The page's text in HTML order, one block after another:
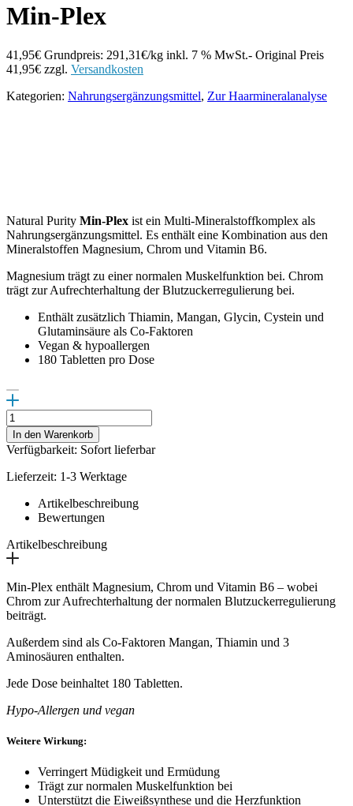
Min-Plex
41,95€ Grundpreis: 291,31€/kg inkl. 7 % MwSt.- Original Preis
41,95€ zzgl. Versandkosten
Kategorien: Nahrungsergänzungsmittel, Zur Haarmineralanalyse
Natural Purity Min-Plex ist ein Multi-Mineralstoffkomplex als
Nahrungsergänzungsmittel. Es enthält eine Kombination aus den
Mineralstoffen Magnesium, Chrom und Vitamin B6.
Magnesium trägt zu einer normalen Muskelfunktion bei. Chrom
trägt zur Aufrechterhaltung der Blutzuckerregulierung bei.
Enthält zusätzlich Thiamin, Mangan, Glycin, Cystein und
Glutaminsäure als Co-Faktoren
Vegan & hypoallergen
180 Tabletten pro Dose
Min-
Plex
Menge
In den Warenkorb
Verfügbarkeit: Sofort lieferbar
Lieferzeit: 1-3 Werktage
Artikelbeschreibung
Bewertungen
Artikelbeschreibung
Min-Plex enthält Magnesium, Chrom und Vitamin B6 – wobei
Chrom zur Aufrechterhaltung der normalen Blutzuckerregulierung
beiträgt.
Außerdem sind als Co-Faktoren Mangan, Thiamin und 3
Aminosäuren enthalten.
Jede Dose beinhaltet 180 Tabletten.
Hypo-Allergen und vegan
Weitere Wirkung:
Verringert Müdigkeit und Ermüdung
Trägt zur normalen Muskelfunktion bei
Unterstützt die Eiweißsynthese und die Herzfunktion